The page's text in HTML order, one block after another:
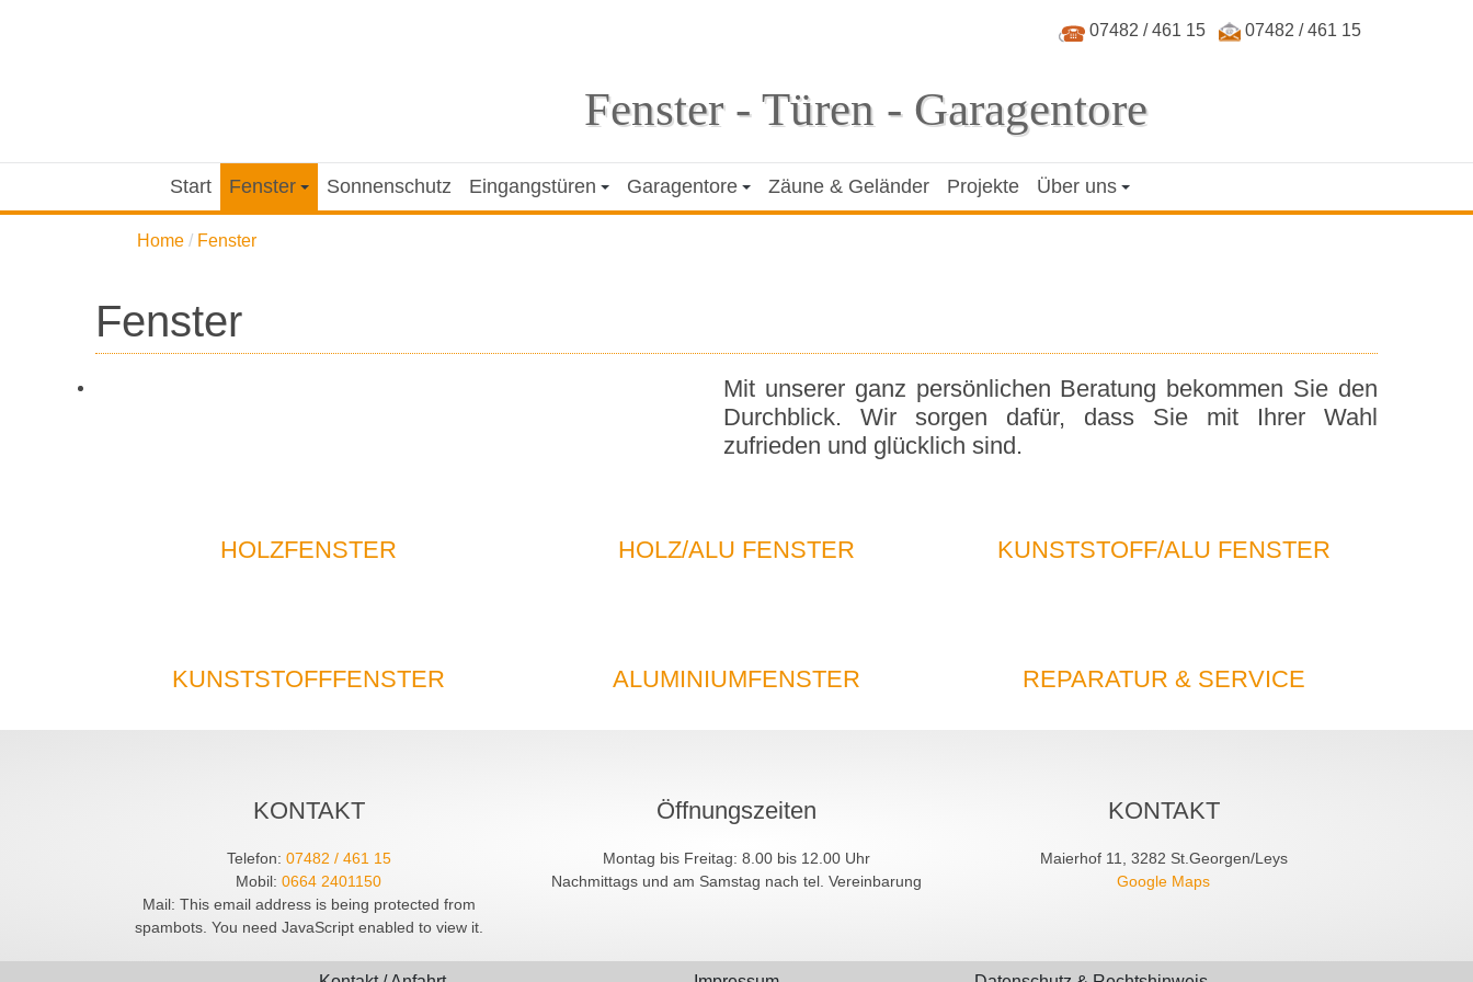
07482 / 461 15 07482 / 461 15
Fenster - Türen - Garagentore
Start Fenster Sonnenschutz Eingangstüren Garagentore Zäune & Geländer Projekte Über uns
Home Fenster
Fenster
Mit unserer ganz persönlichen Beratung bekommen Sie den
Durchblick. Wir sorgen dafür, dass Sie mit Ihrer Wahl
zufrieden und glücklich sind.
HOLZFENSTER HOLZ/ALU FENSTER KUNSTSTOFF/ALU FENSTER
KUNSTSTOFFFENSTER ALUMINIUMFENSTER REPARATUR & SERVICE
KONTAKT
Telefon: 07482 / 461 15
Mobil:0664 2401150
Mail: This email address is being protected from
spambots. You need JavaScript enabled to view it.
Öffnungszeiten
Montag bis Freitag: 8.00 bis 12.00 Uhr
Nachmittags und am Samstag nach tel. Vereinbarung
KONTAKT
Maierhof 11, 3282 St.Georgen/Leys
Google Maps